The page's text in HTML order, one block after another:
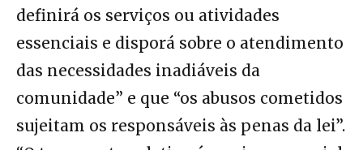
definirá os serviços ou atividades
essenciais e disporá sobre o atendimento
das necessidades inadiáveis da
comunidade” e que “os abusos cometidos
sujeitam os responsáveis às penas da lei”.